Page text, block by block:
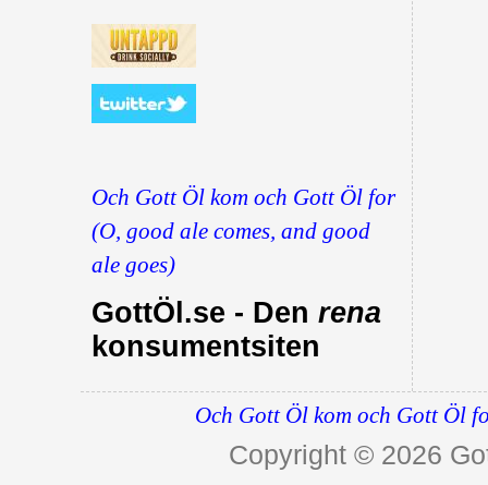
Och Gott Öl kom och Gott Öl for
(O, good ale comes, and good
ale goes)
GottÖl.se - Den rena
konsumentsiten
Och Gott Öl kom och Gott Öl
Copyright © 2026